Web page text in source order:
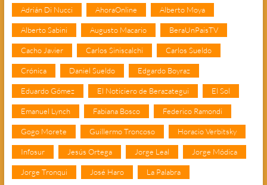
Adrián Di Nucci AhoraOnline Alberto Moya
Alberto Sabini Augusto Macario BeraUnPaisTV
Cacho Javier Carlos Siniscalchi Carlos Sueldo
Crónica Daniel Sueldo Edgardo Boyraz
Eduardo Gómez El Noticiero de Berazategui El Sol
Emanuel Lynch Fabiana Bosco Federico Ramondi
Gogo Morete Guillermo Troncoso Horacio Verbitsky
Infosur Jesús Ortega Jorge Leal Jorge Módica
Jorge Tronqui José Haro La Palabra